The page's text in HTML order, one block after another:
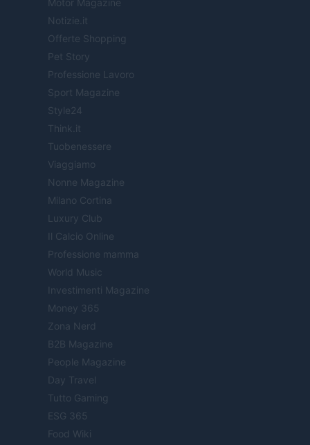
Motor Magazine
Notizie.it
Offerte Shopping
Pet Story
Professione Lavoro
Sport Magazine
Style24
Think.it
Tuobenessere
Viaggiamo
Nonne Magazine
Milano Cortina
Luxury Club
Il Calcio Online
Professione mamma
World Music
Investimenti Magazine
Money 365
Zona Nerd
B2B Magazine
People Magazine
Day Travel
Tutto Gaming
ESG 365
Food Wiki